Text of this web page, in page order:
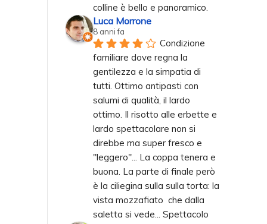
colline è bello e panoramico.
Luca Morrone
8 anni fa
Condizione
familiare dove regna la
gentilezza e la simpatia di
tutti. Ottimo antipasti con
salumi di qualità, il lardo
ottimo. Il risotto alle erbette e
lardo spettacolare non si
direbbe ma super fresco e
"leggero"... La coppa tenera e
buona. La parte di finale però
è la ciliegina sulla sulla torta: la
vista mozzafiato  che dalla
saletta si vede... Spettacolo